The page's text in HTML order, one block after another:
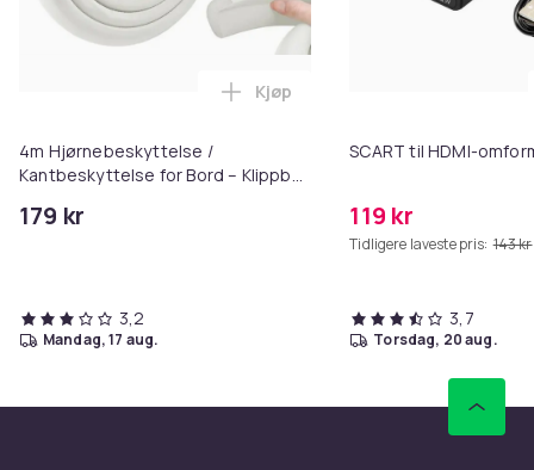
4m Hjørnebeskyttelse /
Kantbeskyttelse for Bord – Klippbar
179 kr
Legg 4m Hjørnebeskyttelse /
Kjøp
3,2
mandag, 17 aug.
SCART til HDMI-
119 kr
Tidligere laveste pris: 143 kr
3,7
torsdag, 20 aug.